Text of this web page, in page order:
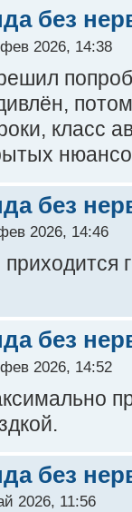
без
2026, 14:38
класс
без
2026, 14:46
без
2026, 14:52
без
2026, 11:56